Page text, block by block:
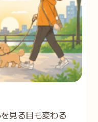
見る目も変わる